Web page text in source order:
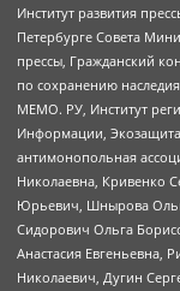
Институт развития
Петербурге Совета
прессы, Гражданский
по сохранению
МЕМО. РУ, Институт
Информации,
антимонопольная
Николаевна, Кривенко
Юрьевич, Шнырова
Сидорович Ольга
Анастасия Евгеньевна,
Николаевич, Дугин